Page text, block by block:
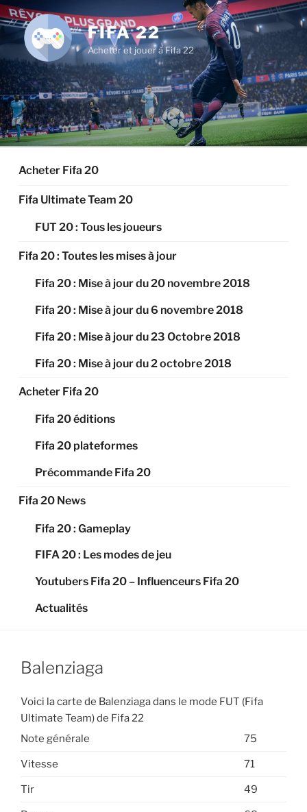
Aller
au
contenu
principal
FIFA 22
Acheter et jouer à Fifa 22
Acheter Fifa 20
Fifa Ultimate Team 20
FUT 20 : Tous les joueurs
Fifa 20 : Toutes les mises à jour
Fifa 20 : Mise à jour du 20 novembre 2018
Fifa 20 : Mise à jour du 6 novembre 2018
Fifa 20 : Mise à jour du 23 Octobre 2018
Fifa 20 : Mise à jour du 2 octobre 2018
Acheter Fifa 20
Fifa 20 éditions
Fifa 20 plateformes
Précommande Fifa 20
Fifa 20 News
Fifa 20 : Gameplay
FIFA 20 : Les modes de jeu
Youtubers Fifa 20 – Influenceurs Fifa 20
Actualités
Balenziaga
Voici la carte de Balenziaga dans le mode FUT (Fifa
Ultimate Team) de Fifa 22
Note générale
75
Vitesse 71
Tir 49